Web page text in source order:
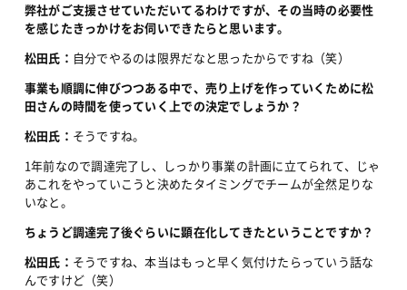
弊社がご支援させていただいてるわけですが、その当時の必要性
を感じたきっかけをお伺いできたらと思います。
松田氏： 自分でやるのは限界だなと思ったからですね（笑）
事業も順調に伸びつつある中で、売り上げを作っていくために松
田さんの時間を使っていく上での決定でしょうか？
松田氏： そうですね。
1年前なので調達完了し、しっかり事業の計画に立てられて、じゃ
あこれをやっていこうと決めたタイミングでチームが全然足りな
いなと。
ちょうど調達完了後ぐらいに顕在化してきたということですか？
松田氏： そうですね、本当はもっと早く気付けたらっていう話な
んですけど（笑）